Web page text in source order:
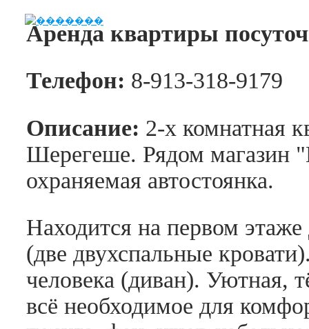
Аренда квартиры
Телефон: 8-913-318-9179
Описание: 2-х комнатная
Шерегеше. Рядом магазин
охраняемая автостоянка.
Находится на первом
(две двухспальные
человека (диван). Уютная,
всё необходимое для